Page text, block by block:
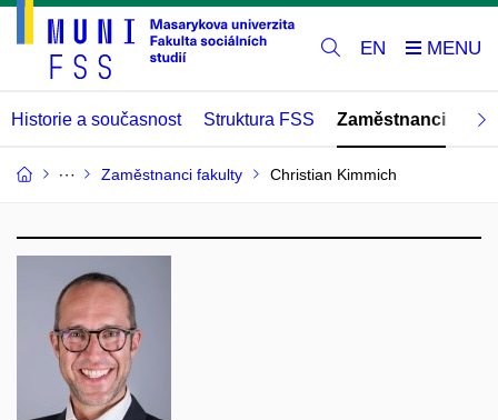
EN
Historie a současnost Struktura FSS Zaměstnanci
Zaměstnanci fakulty Christian Kimmich